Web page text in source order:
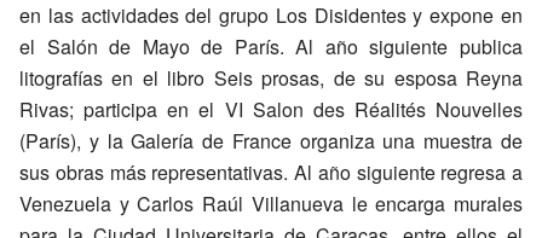
en las actividades del grupo Los Disidentes y expone en
el Salón de Mayo de París. Al año siguiente publica
litografías en el libro Seis prosas, de su esposa Reyna
Rivas; participa en el VI Salon des Réalités Nouvelles
(París), y la Galería de France organiza una muestra de
sus obras más representativas. Al año siguiente regresa a
Venezuela y Carlos Raúl Villanueva le encarga murales